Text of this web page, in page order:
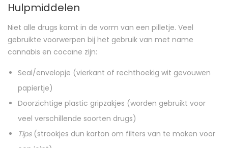
Hulpmiddelen
Niet alle drugs komt in de vorm van een pilletje. Veel
gebruikte voorwerpen bij het gebruik van met name
cannabis en cocaïne zijn:
Seal/envelopje (vierkant of rechthoekig wit gevouwen
papiertje)
Doorzichtige plastic gripzakjes (worden gebruikt voor
veel verschillende soorten drugs)
Tips(strookjes dun karton om filters van te maken voor